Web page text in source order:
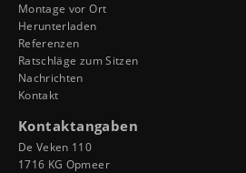
Montage vor Ort
Herunterladen
Referenzen
Ratschläge zum Sitzen
Nachrichten
Kontakt
Kontaktangaben
De Veken 110
1716 KG Opmeer